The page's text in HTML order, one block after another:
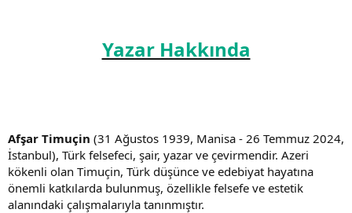
Yazar Hakkında
Afşar Timuçin (31 Ağustos 1939, Manisa - 26 Temmuz 2024,
İstanbul), Türk felsefeci, şair, yazar ve çevirmendir. Azeri
kökenli olan Timuçin, Türk düşünce ve edebiyat hayatına
önemli katkılarda bulunmuş, özellikle felsefe ve estetik
alanındaki çalışmalarıyla tanınmıştır.